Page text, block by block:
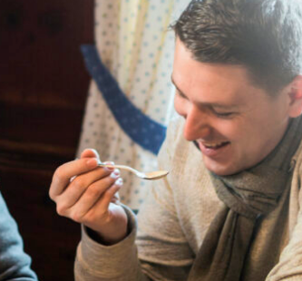
barocken Klosterkirche als Mittelpunkt ist die
und der Klosterkirche St. Maria reicht bis ins
das Kloster gründeten. In den folgenden
stetig umgebaut und erweitert.